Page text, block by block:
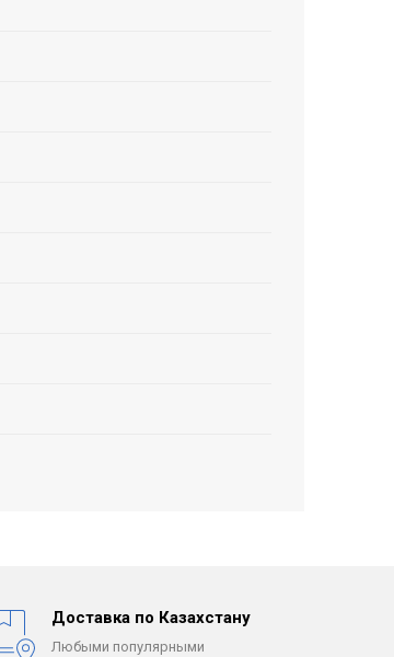
Доставка по Казахстану
Любыми популярными